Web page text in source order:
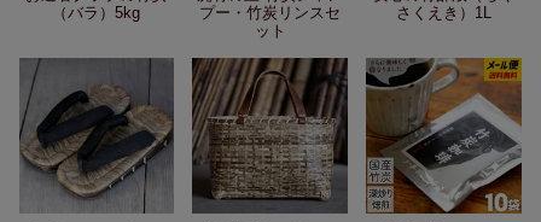
（バラ）5kg
プー・竹炭リンスセ
ット
さくえき）1L